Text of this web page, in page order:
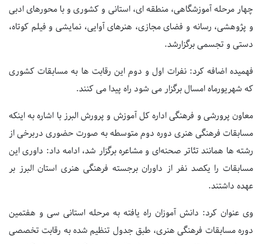
چهار مرحله آموزشگاهی، منطقه ای، استانی و کشوری و با محورهای ادبی
و پژوهشی، رسانه و فضای مجازی، هنرهای آوایی، نمایشی و فیلم کوتاه،
دستی و تجسمی برگزارشد.
فهمیده اضافه کرد: نفرات اول و دوم این رقابت ها به مسابقات کشوری
که شهریورماه امسال برگزار می شود راه پیدا می کنند.
معاون پرورشی و فرهنگی اداره کل آموزش و پرورش البرز با اشاره به اینکه
مسابقات فرهنگی هنری دوره دوم متوسطه به صورت حضوری دربرخی از
رشته ها همانند تئاتر صحنه‌ای و مشاعره برگزار شد، ادامه داد: داوری این
مسابقات را یکصد نفر از داوران برجسته فرهنگی هنری استان البرز بر
عهده داشتند.
وی عنوان کرد: دانش آموزان راه یافته به مرحله استانی سی و هفتمین
دوره مسابقات فرهنگی هنری، طبق جدول تنظیم شده به رقابت تخصصی